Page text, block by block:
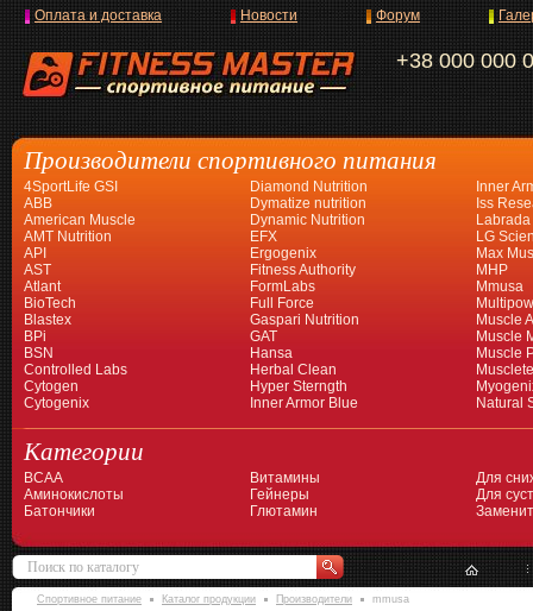
+38 000 000
Оплата и доставка Новости Форум
Производители спортивного питания
4SportLife GSI
ABB
American Muscle
AMT Nutrition
API
AST
Atlant
BioTech
Blastex
BPi
BSN
Controlled Labs
Cytogen
Cytogenix
Diamond Nutrition
Dymatize nutrition
Dynamic Nutrition
EFX
Ergogenix
Fitness Authority
FormLabs
Full Force
Gaspari Nutrition
GAT
Hansa
Herbal Clean
Hyper Sterngth
Inner Armor Blue
Inner
Iss
Labrada
LG
Max
MHP
Mmusa
Muscle
Muscle
Muscle
Natural
Категории
BCAA
Аминокислоты
Батончики
Витамины
Гейнеры
Глютамин
Для
Для
Спортивное питание Каталог продукции Производители mmusa